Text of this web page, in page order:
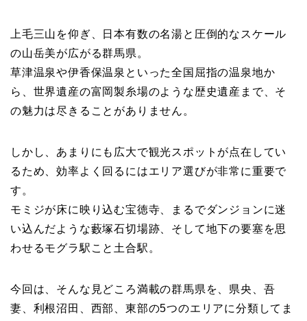
上毛三山を仰ぎ、日本有数の名湯と圧倒的なスケール
の山岳美が広がる群馬県。
草津温泉や伊香保温泉といった全国屈指の温泉地か
ら、世界遺産の富岡製糸場のような歴史遺産まで、そ
の魅力は尽きることがありません。
しかし、あまりにも広大で観光スポットが点在してい
るため、効率よく回るにはエリア選びが非常に重要で
す。
モミジが床に映り込む宝徳寺、まるでダンジョンに迷
い込んだような藪塚石切場跡、そして地下の要塞を思
わせるモグラ駅こと土合駅。
今回は、そんな見どころ満載の群馬県を、県央、吾
妻、利根沼田、西部、東部の5つのエリアに分類してま